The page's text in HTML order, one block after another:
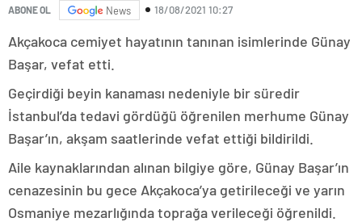
ABONE OL News 18/08/2021 10:27
Akçakoca cemiyet hayatının tanınan isimlerinde Günay
Başar, vefat etti.
Geçirdiği beyin kanaması nedeniyle bir süredir
İstanbul’da tedavi gördüğü öğrenilen merhume Günay
Başar’ın, akşam saatlerinde vefat ettiği bildirildi.
Aile kaynaklarından alınan bilgiye göre, Günay Başar’ın
cenazesinin bu gece Akçakoca’ya getirileceği ve yarın
Osmaniye mezarlığında toprağa verileceği öğrenildi.